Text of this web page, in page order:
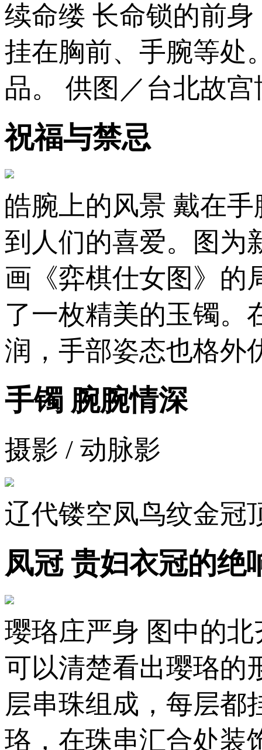
续命缕 长命锁的前身
挂在胸前、手腕等处
品。 供图／台北故宫
祝福与禁忌
皓腕上的风景 戴在
到人们的喜爱。图为
画《弈棋仕女图》的
了一枚精美的玉镯。
润，手部姿态也格外
手镯 腕腕情深
摄影 / 动脉影
辽代镂空凤鸟纹金冠
凤冠 贵妇衣冠的绝
璎珞庄严身 图中的
可以清楚看出璎珞的
层串珠组成，每层都
珞，在珠串汇合处装